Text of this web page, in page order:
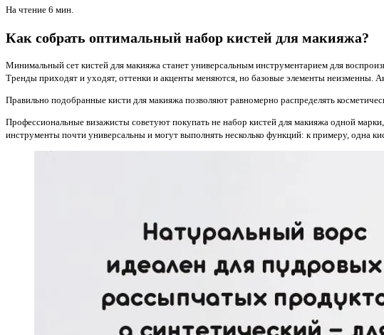
На чтение 6 мин.
Как собрать оптимальный набор кистей для макияжа?
Минимальный сет кистей для макияжа станет универсальным инструментарием для
Тренды приходят и уходят, оттенки и акценты меняются, но базовые элементы неизменны.
Правильно подобранные кисти для макияжа позволяют равномерно распределять
Профессиональные визажисты советуют покупать не набор кистей для макияжа одной
инструменты почти универсальны и могут выполнять несколько функций: к примеру, одна